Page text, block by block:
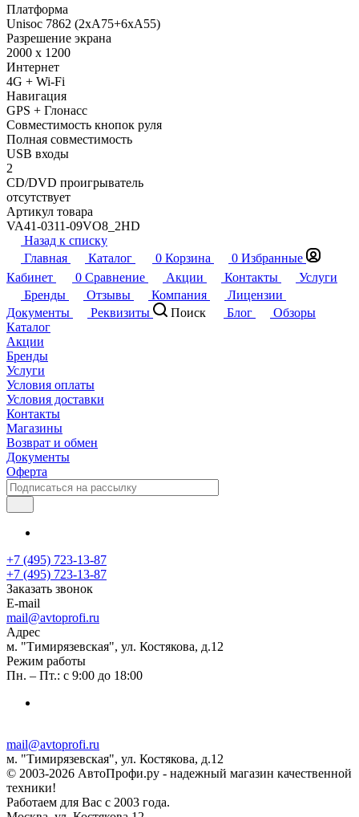
Платформа
Unisoc 7862 (2xA75+6xA55)
Разрешение экрана
2000 x 1200
Интернет
4G + Wi-Fi
Навигация
GPS + Глонасс
Совместимость кнопок руля
Полная совместимость
USB входы
2
CD/DVD проигрыватель
отсутствует
Артикул товара
VA41-0311-09VO8_2HD
Назад к списку
Главная
Каталог 0 Корзина 0 Избранные
Кабинет
0 Сравнение Акции Контакты
Услуги
Бренды
Отзывы Компания
Лицензии
Документы
Реквизиты Поиск Блог
Обзоры
Каталог
Акции
Бренды
Услуги
Условия оплаты
Условия доставки
Контакты
Магазины
Возврат и обмен
Документы
Оферта
+7 (495) 723-13-87
+7 (495) 723-13-87
Заказать звонок
E-mail
mail@avtoprofi.ru
Адрес
м. "Тимирязевская", ул. Костякова, д.12
Режим работы
Пн. – Пт.: с 9:00 до 18:00
mail@avtoprofi.ru
м. "Тимирязевская", ул. Костякова, д.12
© 2003-2026 АвтоПрофи.ру - надежный магазин качественной
техники!
Работаем для Вас с 2003 года.